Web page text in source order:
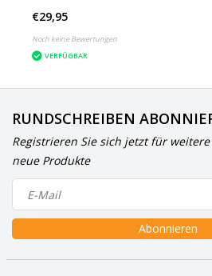
€29,95
Noch keine Bewertungen
VERFÜGBAR
RUNDSCHREIBEN
Registrieren Sie sich jetzt für
neue Produkte
Abonnieren